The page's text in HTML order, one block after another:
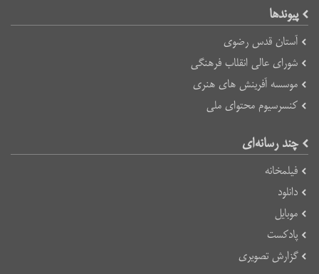
پیوند‌ها
آستان قدس رضوی
شورای عالی انقلاب فرهنگی
موسسه آفرینش های هنری
کنسرسیوم محتوای ملی
چند رسانه‌ای
فیلمخانه
دانلود
موبایل
پادکست
گزارش تصویری